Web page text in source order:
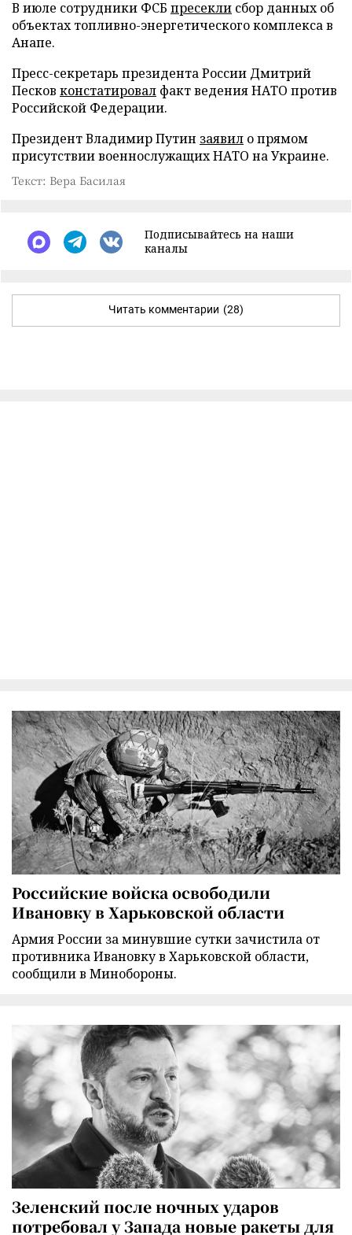
В июле сотрудники ФСБ пресекли сбор данных об
объектах топливно-энергетического комплекса в
Анапе.
Пресс-секретарь президента России Дмитрий
Песков констатировал факт ведения НАТО против
Российской Федерации.
Президент Владимир Путин заявил о прямом
присутствии военнослужащих НАТО на Украине.
Текст: Вера Басилая
Подписывайтесь на наши
каналы
Читать комментарии (28)
Российские войска освободили
Ивановку в Харьковской области
Армия России за минувшие сутки зачистила от
противника Ивановку в Харьковской области,
сообщили в Минобороны.
Зеленский после ночных ударов
потребовал у Запада новые ракеты для